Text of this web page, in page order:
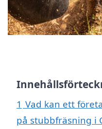
1 Vad kan ett
på stubbfräsning i